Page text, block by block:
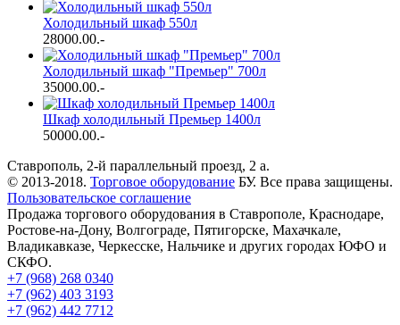
Холодильный шкаф 550л
28000.00.-
Холодильный шкаф "Премьер" 700л
35000.00.-
Шкаф холодильный Премьер 1400л
50000.00.-
Ставрополь, 2-й параллельный проезд, 2 a.
© 2013-2018. Торговое оборудование БУ. Все права защищены.
Пользовательское соглашение
Продажа торгового оборудования в Ставрополе, Краснодаре,
Ростове-на-Дону, Волгограде, Пятигорске, Махачкале,
Владикавказе, Черкесске, Нальчике и других городах ЮФО и
СКФО.
+7 (968) 268 0340
+7 (962) 403 3193
+7 (962) 442 7712